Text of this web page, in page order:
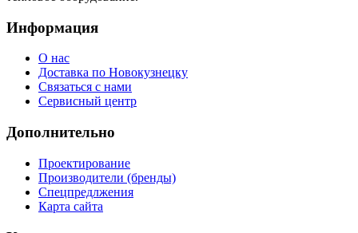
Информация
О нас
Доставка по Новокузнецку
Связаться с нами
Сервисный центр
Дополнительно
Проектирование
Производители (бренды)
Спецпредлжения
Карта сайта